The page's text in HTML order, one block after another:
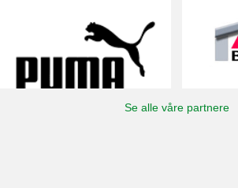
Se alle våre partnere